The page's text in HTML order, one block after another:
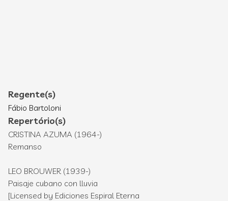
Regente(s)
Fábio Bartoloni
Repertório(s)
CRISTINA AZUMA (1964-)
Remanso
LEO BROUWER (1939-)
Paisaje cubano con lluvia
[Licensed by Ediciones Espiral Eterna